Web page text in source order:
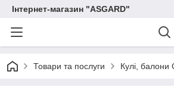
Інтернет-магазин "ASGARD"
Товари та послуги Кулі, балони